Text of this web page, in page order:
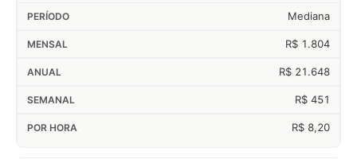
Mediana
R$ 1.804
R$ 21.648
R$ 451
R$ 8,20